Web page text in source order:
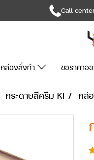
Call
กล่องสั่งทำ ขอราคาอ
กระดาษสีครีม KI กล่